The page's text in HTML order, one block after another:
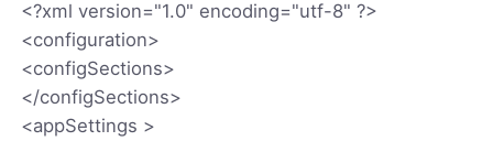
<?xml version="1.0" encoding="utf-8" ?>
<configuration>
<configSections>
</configSections>
<appSettings >